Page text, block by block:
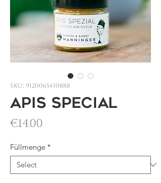
SKU: 9120065410888
Apis special
€14.00
Füllmenge *